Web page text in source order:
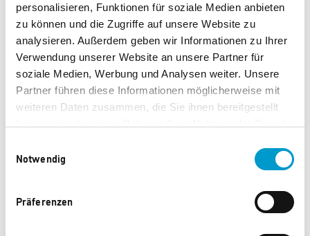
personalisieren, Funktionen für soziale Medien anbieten
zu können und die Zugriffe auf unsere Website zu
analysieren. Außerdem geben wir Informationen zu Ihrer
Verwendung unserer Website an unsere Partner für
soziale Medien, Werbung und Analysen weiter. Unsere
Partner führen diese Informationen möglicherweise mit
weiteren Daten zusammen, die Sie ihnen bereitgestellt
Notwendig
Präferenzen
GmbH
Aumattstraße
6-8
76530 Baden-